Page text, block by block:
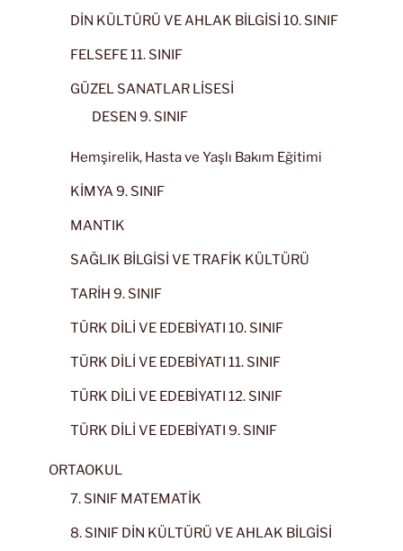
DİN KÜLTÜRÜ VE AHLAK BİLGİSİ 10. SINIF
FELSEFE 11. SINIF
GÜZEL SANATLAR LİSESİ
DESEN 9. SINIF
Hemşirelik, Hasta ve Yaşlı Bakım Eğitimi
KİMYA 9. SINIF
MANTIK
SAĞLIK BİLGİSİ VE TRAFİK KÜLTÜRÜ
TARİH 9. SINIF
TÜRK DİLİ VE EDEBİYATI 10. SINIF
TÜRK DİLİ VE EDEBİYATI 11. SINIF
TÜRK DİLİ VE EDEBİYATI 12. SINIF
TÜRK DİLİ VE EDEBİYATI 9. SINIF
ORTAOKUL
7. SINIF MATEMATİK
8. SINIF DİN KÜLTÜRÜ VE AHLAK BİLGİSİ